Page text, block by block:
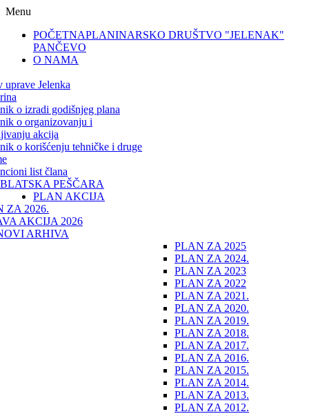
Menu
POČETNAPLANINARSKO DRUŠTVO "JELENAK"
PANČEVO
O NAMA
uprave Jelenka
o izradi godišnjeg plana
o organizovanju i
akcija
o korišćenju tehničke i druge
list člana
PEŠČARA
PLAN AKCIJA
ZA 2026.
AKCIJA 2026
ARHIVA
PLAN ZA 2025
PLAN ZA 2024.
PLAN ZA 2023
PLAN ZA 2022
PLAN ZA 2021.
PLAN ZA 2020.
PLAN ZA 2019.
PLAN ZA 2018.
PLAN ZA 2017.
PLAN ZA 2016.
PLAN ZA 2015.
PLAN ZA 2014.
PLAN ZA 2013.
PLAN ZA 2012.